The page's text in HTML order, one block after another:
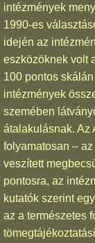
intézmények
1990-es
idején az
eszközöknek volt
100 pontos
intézmények
szemében
átalakulásnak. Az
folyamatosan –
veszített
pontosra, az
kutatók szerint
az a természetes